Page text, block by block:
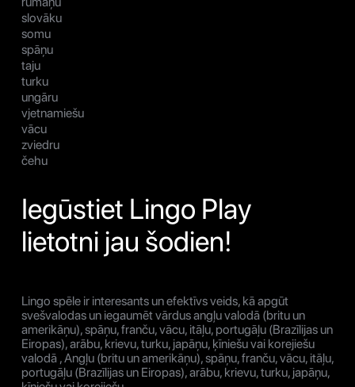
slovāku
somu
spāņu
taju
turku
ungāru
vjetnamiešu
vācu
zviedru
čehu
Iegūstiet Lingo Play
lietotni jau šodien!
Lingo spēle ir interesants un efektīvs veids, kā apgūt
svešvalodas un iegaumēt vārdus angļu valodā (britu un
amerikāņu), spāņu, franču, vācu, itāļu, portugāļu (Brazīlijas un
Eiropas), arābu, krievu, turku, japāņu, ķīniešu vai korejiešu
valodā , Angļu (britu un amerikāņu), spāņu, franču, vācu, itāļu,
portugāļu (Brazīlijas un Eiropas), arābu, krievu, turku, japāņu,